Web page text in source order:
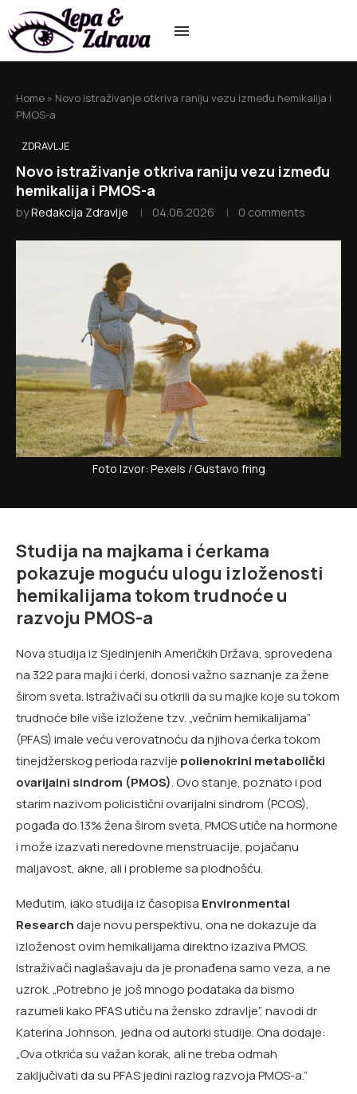
Home » Novo istraživanje otkriva raniju vezu između hemikalija i
PMOS-a
ZDRAVLJE
Novo istraživanje otkriva raniju vezu između
hemikalija i PMOS-a
byRedakcija Zdravlje 04.06.2026 0 comments
Foto Izvor: Pexels / Gustavo fring
Studija na majkama i ćerkama
pokazuje moguću ulogu izloženosti
hemikalijama tokom trudnoće u
razvoju PMOS-a
Nova studija iz Sjedinjenih Američkih Država, sprovedena
na 322 para majki i ćerki, donosi važno saznanje za žene
širom sveta. Istraživači su otkrili da su majke koje su tokom
trudnoće bile više izložene tzv. „večnim hemikalijama”
(PFAS) imale veću verovatnoću da njihova ćerka tokom
tinejdžerskog perioda razvije polienokrini metabolički
ovarijalni sindrom (PMOS). Ovo stanje, poznato i pod
starim nazivom policistični ovarijalni sindrom (PCOS),
pogađa do 13% žena širom sveta. PMOS utiče na hormone
i može izazvati neredovne menstruacije, pojačanu
maljavost, akne, ali i probleme sa plodnošću.
Međutim, iako studija iz časopisa Environmental
Researchdaje novu perspektivu, ona ne dokazuje da
izloženost ovim hemikalijama direktno izaziva PMOS.
Istraživači naglašavaju da je pronađena samo veza, a ne
uzrok. „Potrebno je još mnogo podataka da bismo
razumeli kako PFAS utiču na žensko zdravlje”, navodi dr
Katerina Johnson, jedna od autorki studije. Ona dodaje:
„Ova otkrića su važan korak, ali ne treba odmah
zaključivati da su PFAS jedini razlog razvoja PMOS-a.”